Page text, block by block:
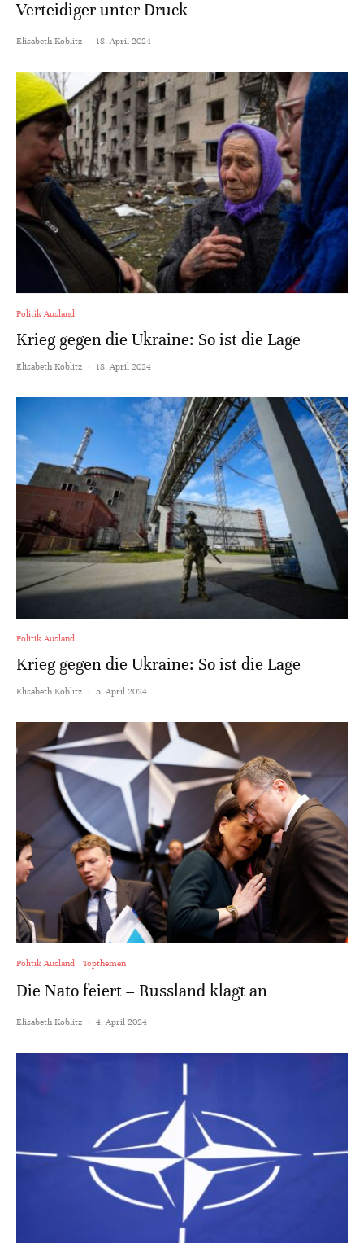
Verteidiger unter Druck
Elisabeth Koblitz · 18. April 2024
Politik Ausland
Krieg gegen die Ukraine: So ist die Lage
Elisabeth Koblitz · 18. April 2024
Politik Ausland
Krieg gegen die Ukraine: So ist die Lage
Elisabeth Koblitz · 5. April 2024
Politik Ausland Topthemen
Die Nato feiert – Russland klagt an
Elisabeth Koblitz · 4. April 2024